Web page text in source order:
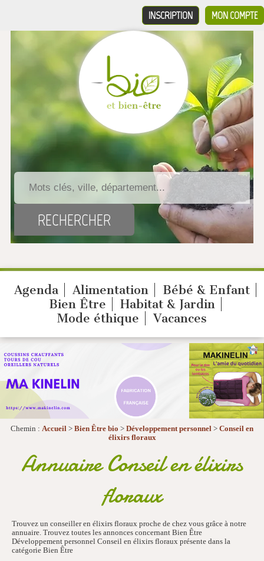
MON COMPTE
INSCRIPTION
Agenda Alimentation
Bébé & Enfant
Bien Être
Habitat & Jardin
Mode éthique
Vacances
Chemin : Accueil > Bien Être bio > Développement personnel > Conseil en
élixirs floraux
Annuaire Conseil en élixirs
floraux
Trouvez un conseiller en élixirs floraux proche de chez vous grâce à notre
annuaire. Trouvez toutes les annonces concernant Bien Être
Développement personnel Conseil en élixirs floraux présente dans la
catégorie Bien Être